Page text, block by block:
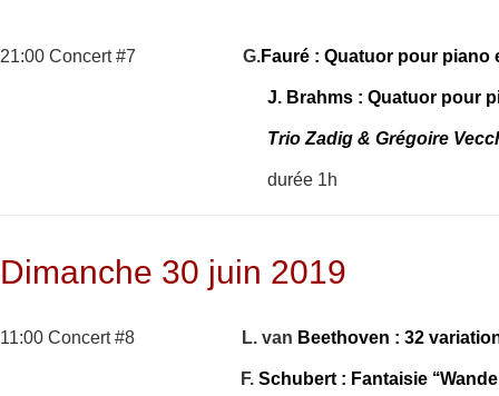
21:00 Concert #7 G.Fauré : Quatuor pour piano
J. Brahms : Quatuor pour
Trio Zadig & Grégoire
durée 1h
Dimanche 30 juin 2019
11:00 Concert #8 L. van Beethoven : 32
F. Schubert : Fantaisie